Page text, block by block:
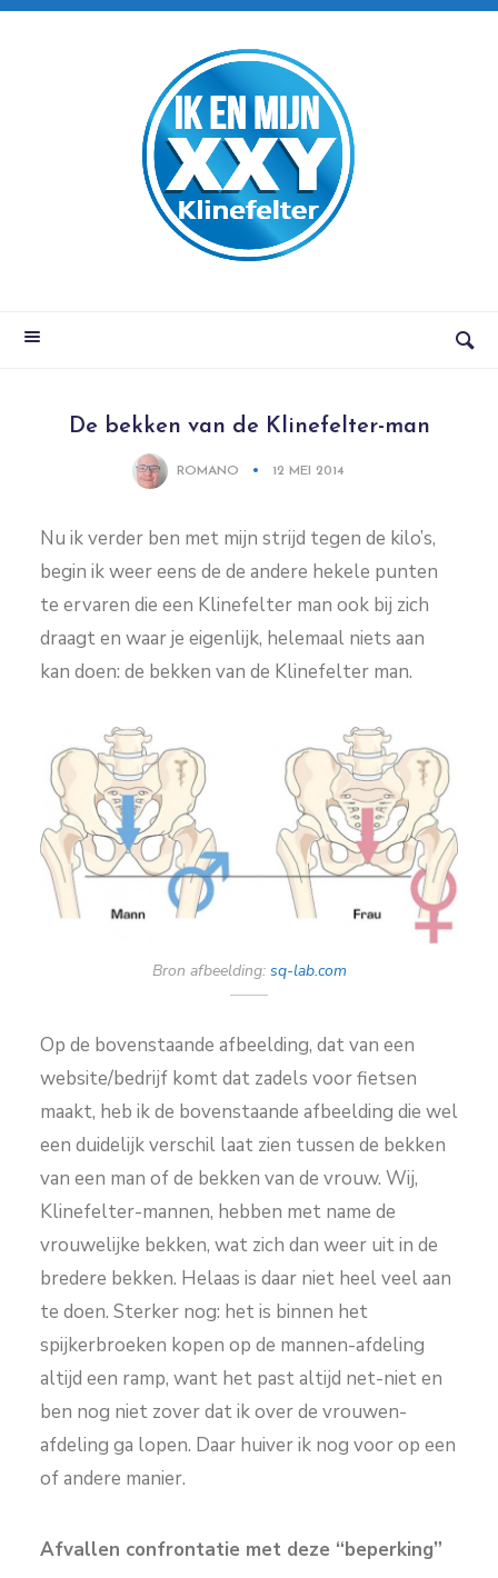
De bekken van de Klinefelter-man
ROMANO 12 MEI 2014
Nu ik verder ben met mijn strijd tegen de kilo’s,
begin ik weer eens de de andere hekele punten
te ervaren die een Klinefelter man ook bij zich
draagt en waar je eigenlijk, helemaal niets aan
kan doen: de bekken van de Klinefelter man.
Bron afbeelding: sq-lab.com
Op de bovenstaande afbeelding, dat van een
website/bedrijf komt dat zadels voor fietsen
maakt, heb ik de bovenstaande afbeelding die wel
een duidelijk verschil laat zien tussen de bekken
van een man of de bekken van de vrouw. Wij,
Klinefelter-mannen, hebben met name de
vrouwelijke bekken, wat zich dan weer uit in de
bredere bekken. Helaas is daar niet heel veel aan
te doen. Sterker nog: het is binnen het
spijkerbroeken kopen op de mannen-afdeling
altijd een ramp, want het past altijd net-niet en
ben nog niet zover dat ik over de vrouwen-
afdeling ga lopen. Daar huiver ik nog voor op een
of andere manier.
Afvallen confrontatie met deze “beperking”